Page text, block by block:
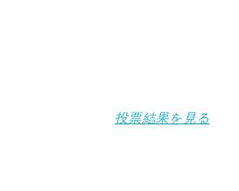
投票結果を見る